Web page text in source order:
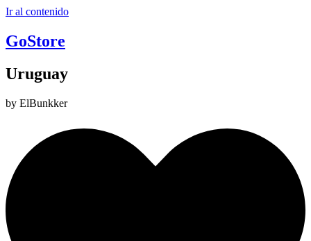
Ir al contenido
GoStore
Uruguay
by ElBunkker